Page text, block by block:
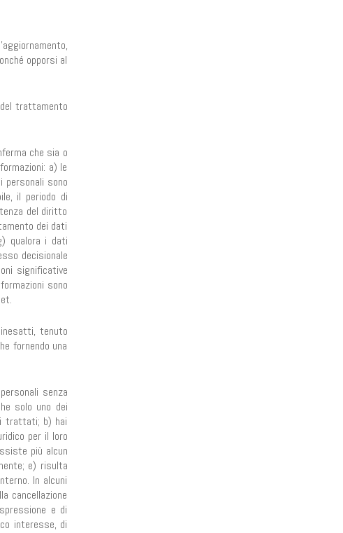
opporsi al
trattamento
che sia o
a) le
sono
il periodo di
del diritto
dei dati
qualora i dati
decisionale
significative
sono
tenuto
fornendo una
senza
solo uno dei
trattati; b) hai
per il loro
più alcun
e) risulta
In alcuni
cancellazione
e di
interesse, di